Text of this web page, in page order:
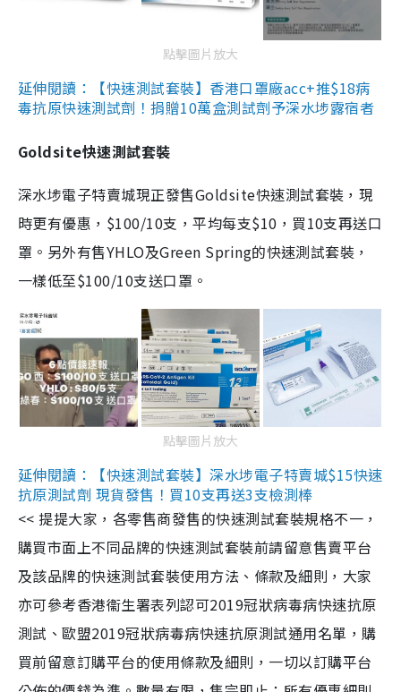
點擊圖片放大
延伸閱讀：【快速測試套裝】香港口罩廠acc+推$18病
毒抗原快速測試劑！捐贈10萬盒測試劑予深水埗露宿者
Goldsite快速測試套裝
深水埗電子特賣城現正發售Goldsite快速測試套裝，現
時更有優惠，$100/10支，平均每支$10，買10支再送口
罩。另外有售YHLO及Green Spring的快速測試套裝，
一樣低至$100/10支送口罩。
點擊圖片放大
延伸閱讀：【快速測試套裝】深水埗電子特賣城$15快速
抗原測試劑 現貨發售！買10支再送3支檢測棒
<< 提提大家，各零售商發售的快速測試套裝規格不一，
購買市面上不同品牌的快速測試套裝前請留意售賣平台
及該品牌的快速測試套裝使用方法、條款及細則，大家
亦可參考香港衞生署表列認可2019冠狀病毒病快速抗原
測試、歐盟2019冠狀病毒病快速抗原測試通用名單，購
買前留意訂購平台的使用條款及細則，一切以訂購平台